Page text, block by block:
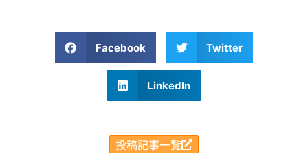
Facebook Twitter
LinkedIn
投稿記事一覧